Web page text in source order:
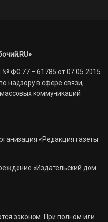
ФС 77 – 61785 от 07.05.2015
надзору в сфере связи,
коммуникаций
«Редакция газеты
«Издательский дом
законом. При полном или